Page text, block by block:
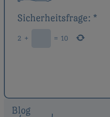
Sicherheitsfrage: *
2 + = 10
Blog